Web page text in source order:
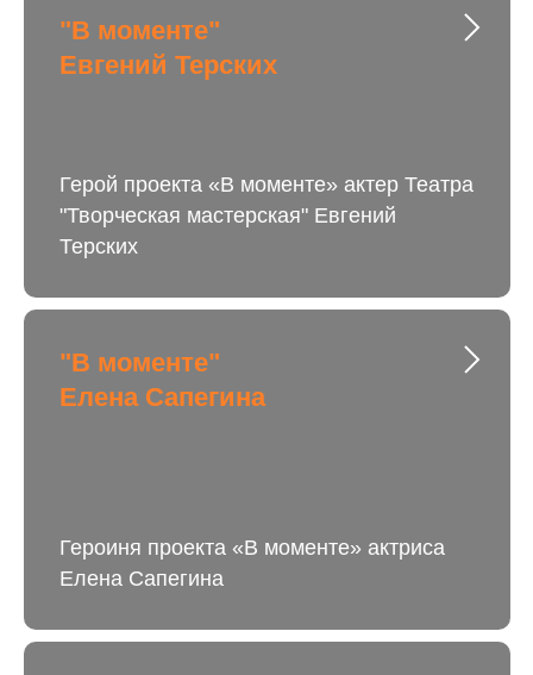
"В моменте"
Евгений Терских
Герой проекта «В моменте» актер Театра
"Творческая мастерская" Евгений
Терских
"В моменте"
Елена Сапегина
Героиня проекта «В моменте» актриса
Елена Сапегина